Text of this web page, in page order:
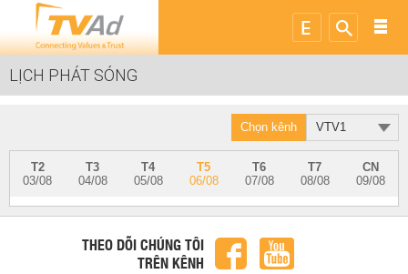
LỊCH PHÁT SÓNG
Chọn kênh VTV1
T2
03/08
T3
04/08
T4
05/08
T5
06/08
T6
07/08
T7
08/08
CN
09/08
THEO DÕI CHÚNG TÔI
TRÊN KÊNH